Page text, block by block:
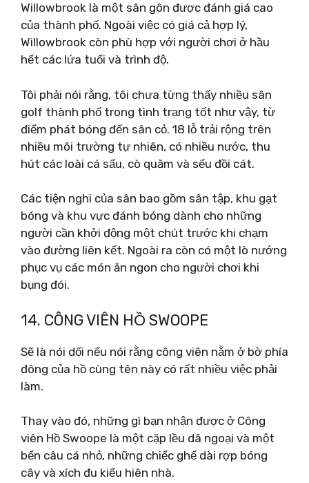
Willowbrook là một sân gôn được đánh giá cao
của thành phố. Ngoài việc có giá cả hợp lý,
Willowbrook còn phù hợp với người chơi ở hầu
hết các lứa tuổi và trình độ.
Tôi phải nói rằng, tôi chưa từng thấy nhiều sân
golf thành phố trong tình trạng tốt như vậy, từ
điểm phát bóng đến sân cỏ. 18 lỗ trải rộng trên
nhiều môi trường tự nhiên, có nhiều nước, thu
hút các loài cá sấu, cò quăm và sếu đồi cát.
Các tiện nghi của sân bao gồm sân tập, khu gạt
bóng và khu vực đánh bóng dành cho những
người cần khởi động một chút trước khi chạm
vào đường liên kết. Ngoài ra còn có một lò nướng
phục vụ các món ăn ngon cho người chơi khi
bụng đói.
14. CÔNG VIÊN HỒ SWOOPE
Sẽ là nói dối nếu nói rằng công viên nằm ở bờ phía
đông của hồ cùng tên này có rất nhiều việc phải
làm.
Thay vào đó, những gì bạn nhận được ở Công
viên Hồ Swoope là một cặp lều dã ngoại và một
bến câu cá nhỏ, những chiếc ghế dài rợp bóng
cây và xích đu kiểu hiên nhà.